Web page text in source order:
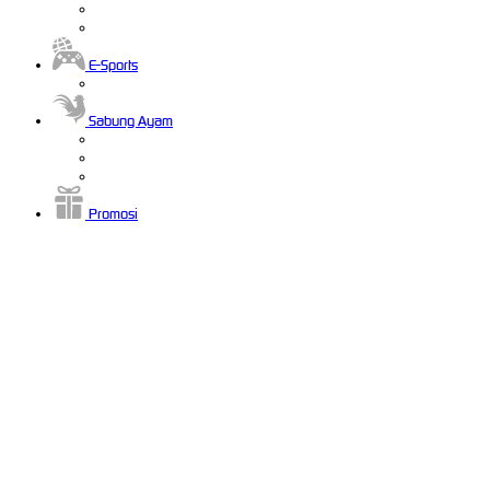
E-Sports
Sabung Ayam
Promosi